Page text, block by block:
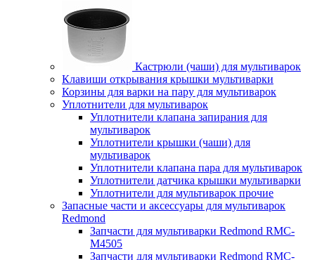
Кастрюли (чаши) для мультиварок
Клавиши открывания крышки мультиварки
Корзины для варки на пару для мультиварок
Уплотнители для мультиварок
Уплотнители клапана запирания для
мультиварок
Уплотнители крышки (чаши) для
мультиварок
Уплотнители клапана пара для мультиварок
Уплотнители датчика крышки мультиварки
Уплотнители для мультиварок прочие
Запасные части и аксессуары для мультиварок
Redmond
Запчасти для мультиварки Redmond RMC-
M4505
Запчасти для мультиварки Redmond RMC-